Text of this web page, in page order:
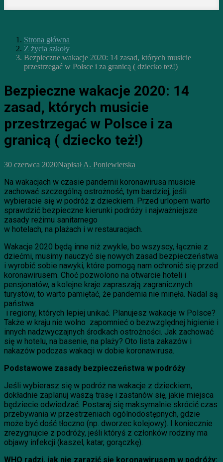
Strona główna
Z życia szkoły
Bezpieczne wakacje 2020: 14 zasad, których musicie
przestrzegać w Polsce i za granicą ( dziecko też!)
Bezpieczne wakacje 2020: 14
zasad, których musicie
przestrzegać w Polsce i za
granicą ( dziecko też!)
30 czerwca 2020NapisałA. Poniewierska
Na wakacjach w czasie pandemii koronawirusa musicie
zachować szczególną ostrożność, tym bardziej, jeśli
wybieracie się w podróż z dzieckiem. Przed urlopem warto
sprawdzić bezpieczne kierunki podróży i najważniejsze
zasady reżimu sanitarnego
w hotelach, na plażach i w restauracjach.
Wakacje 2020 będą inne niż zwykle, bo wszyscy, łącznie z
dziećmi, musimy nauczyć się nowych zasad bezpieczeństwa
i wyrobić sobie nawyki, które pomogą nam ochronić się przed
koronawirusem. Choć pozwolono na otwarcie hoteli i
pensjonatów, a kolejne kraje zapraszają zagranicznych
turystów, to warto pamiętać, że pandemia nie minęła. Nadal są
państwa
i regiony, których lepiej unikać. Planujesz wakacje w Polsce?
Także w kraju nie wolno zapomnieć o bezwzględnej higienie i
innych nadzwyczajnych środkach ostrożności. Jak zachować
się w hotelu, na basenie, na plaży? Oto lista zakazów i
nakazów podczas wakacji w dobie koronawirusa.
Podstawowe zasady bezpieczeństwa w podróży
Jeśli wybierasz się w podróż na wakacje z dzieckiem,
dokładnie zaplanuj waszą trasę i zastanów się, jakie miejsca
będziecie odwiedzać. Postaraj się maksymalnie skrócić czas
przebywania w przestrzeniach ogólnodostępnych, gdzie
może być dość tłoczno (np. dworzec kolejowy). I koniecznie
zrezygnujcie z podróży, jeśli któryś z członków rodziny ma
objawy infekcji (kaszel, katar, gorączkę).
WHO radzi, jak nie zarazić się koronawirusem w podróży: